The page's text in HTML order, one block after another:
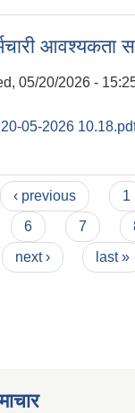
आवश्यकता
05/20/2026 -
05-2026
‹ previous 1
6 7
next ›
last »